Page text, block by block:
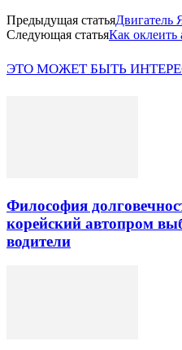
Предыдущая статьяДвигатель
Следующая статьяКак оклеить
ЭТО МОЖЕТ БЫТЬ
Философия
корейский автопром
водители